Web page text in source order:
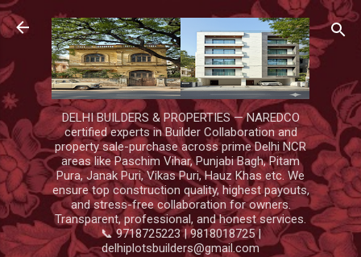
Skip to main content
DELHI BUILDERS & PROPERTIES — NAREDCO
certified experts in Builder Collaboration and
property sale-purchase across prime Delhi NCR
areas like Paschim Vihar, Punjabi Bagh, Pitam
Pura, Janak Puri, Vikas Puri, Hauz Khas etc. We
ensure top construction quality, highest payouts,
and stress-free collaboration for owners.
Transparent, professional, and honest services.
📞 9718725223 | 9818018725 |
delhiplotsbuilders@gmail.com